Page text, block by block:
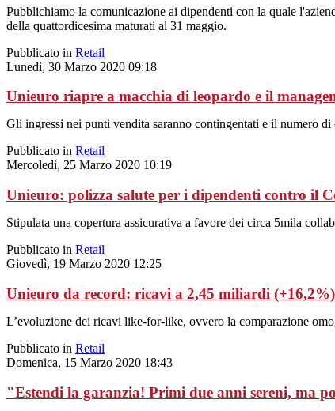
Pubblichiamo la comunicazione ai dipendenti con la quale
della quattordicesima maturati al 31 maggio.
Pubblicato in Retail
Lunedì, 30 Marzo 2020 09:18
Unieuro riapre a macchia di leopardo e il
Gli ingressi nei punti vendita saranno contingentati e il numero
Pubblicato in Retail
Mercoledì, 25 Marzo 2020 10:19
Unieuro: polizza salute per i dipendenti contro il
Stipulata una copertura assicurativa a favore dei circa 5mila
Pubblicato in Retail
Giovedì, 19 Marzo 2020 12:25
Unieuro da record: ricavi a 2,45 miliardi (+16,2%)
L’evoluzione dei ricavi like-for-like, ovvero la comparazione
Pubblicato in Retail
Domenica, 15 Marzo 2020 18:43
"Estendi la garanzia! Primi due anni sereni, ma